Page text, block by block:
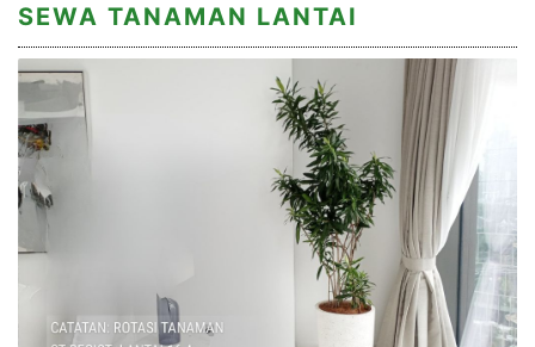
SEWA TANAMAN LANTAI